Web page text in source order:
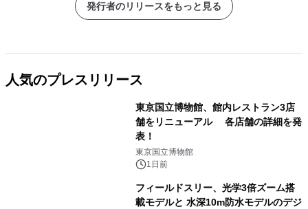
発行者のリリースをもっと見る
人気のプレスリリース
東京国立博物館、館内レストラン3店
舗をリニューアル 各店舗の詳細を発
表！
東京国立博物館
1日前
フィールドスリー、光学3倍ズーム搭
載モデルと 水深10m防水モデルのデジ